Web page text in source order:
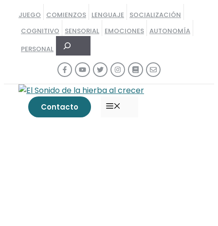
contenido
JUEGO COMIENZOS LENGUAJE
SOCIALIZACIÓN
COGNITIVO
SENSORIAL EMOCIONES AUTONOMÍA
PERSONAL
Buscar
Contacto